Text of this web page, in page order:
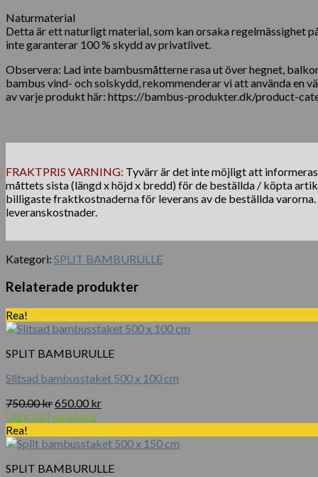
Naturmaterial
Detta är ett naturligt material, som kan orsaka regelmässighet
inte garanterar 100 % skydd av privatlivet.
Observera: Lad inte bambusmåtterne rasa ut över hegnet,
bambus vind- och solskydd, rekommenderar vi att använda en
av varje produkt här: https://bambus-produkter.dk/product-
FRAKTPRIS VARNING: Tyvärr är det inte möjligt att
måttets sista (längd x höjd x bredd) för de beställda / köpta
billigaste fraktkostnaderna för leverans av de beställda
leveranskostnader.
Kategori: SPLIT BAMBURULLE
Relaterade produkter
Rea!
SPLIT BAMBURULLE
Slitsad bambusstaket 500 x 100 cm
750.00krDet
ursprungliga
var:
650.00 krDet
är:
Lägg till i varukorg
Rea!
SPLIT BAMBURULLE